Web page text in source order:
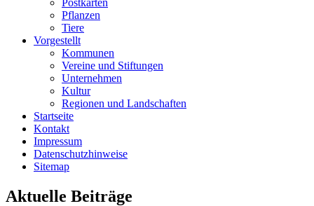
Pflanzen
Tiere
Vorgestellt
Kommunen
Vereine und Stiftungen
Unternehmen
Kultur
Regionen und Landschaften
Startseite
Kontakt
Impressum
Datenschutzhinweise
Sitemap
Aktuelle Beiträge